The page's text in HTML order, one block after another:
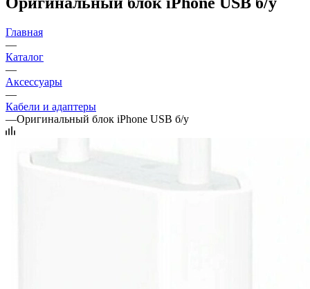
Главная
—
Каталог
—
Аксессуары
—
Кабели и адаптеры
—Оригинальный блок iPhone USB б/у